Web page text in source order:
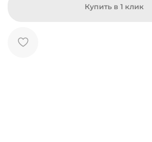
Купить в 1 клик